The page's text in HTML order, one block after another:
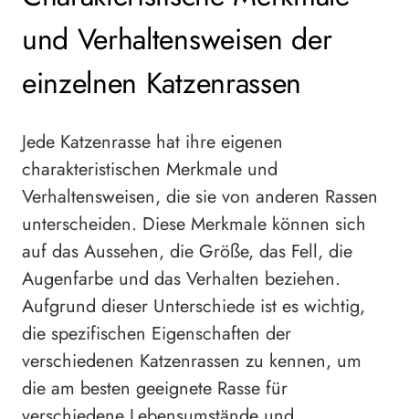
und Verhaltensweisen der
einzelnen Katzenrassen
Jede Katzenrasse hat ihre eigenen
charakteristischen Merkmale und
Verhaltensweisen, die sie von anderen Rassen
unterscheiden. Diese Merkmale können sich
auf das Aussehen, die Größe, das Fell, die
Augenfarbe und das Verhalten beziehen.
Aufgrund dieser Unterschiede ist es wichtig,
die spezifischen Eigenschaften der
verschiedenen Katzenrassen zu kennen, um
die am besten geeignete Rasse für